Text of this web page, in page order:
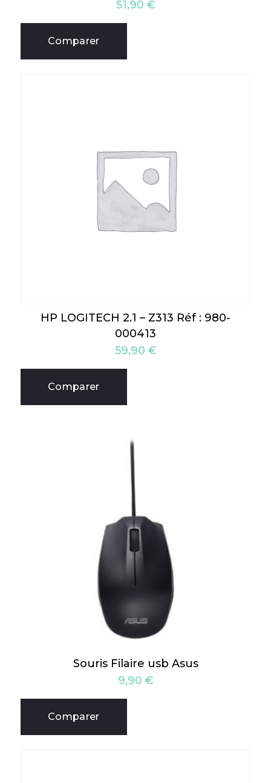
51,90 €
Comparer
HP LOGITECH 2.1 – Z313 Réf : 980-
000413
59,90 €
Comparer
Souris Filaire usb Asus
9,90 €
Comparer